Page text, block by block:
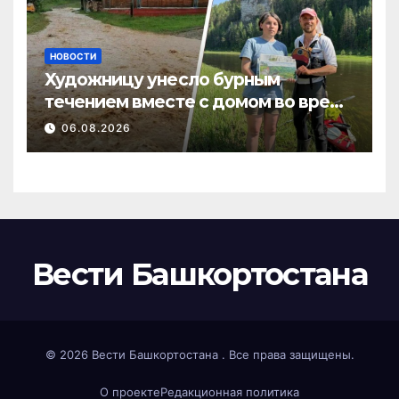
НОВОСТИ
Художницу унесло бурным
течением вместе с домом во время
потопа в Пермском крае
06.08.2026
Вести Башкортостана
© 2026 Вести Башкортостана . Все права защищены.
О проектеРедакционная политика